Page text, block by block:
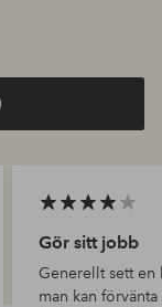
Gör sitt jobb
Generellt sett
man kan